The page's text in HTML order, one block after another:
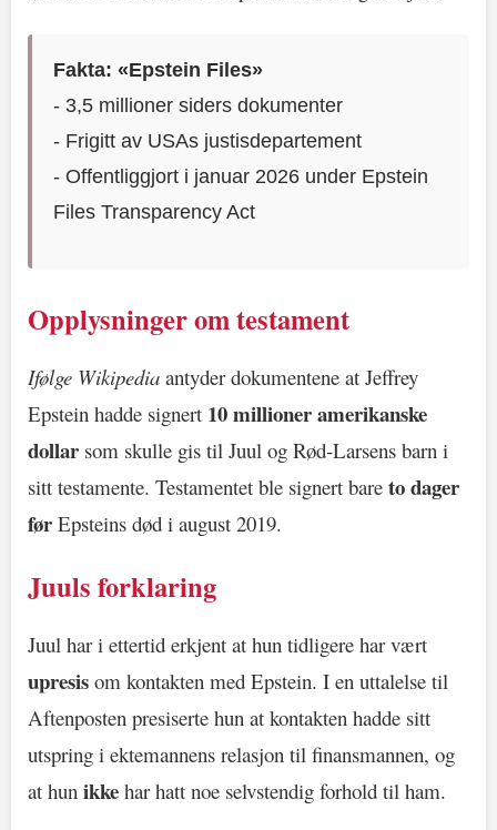
Fakta: «Epstein Files»
- 3,5 millioner siders dokumenter
- Frigitt av USAs justisdepartement
- Offentliggjort i januar 2026 under Epstein
Files Transparency Act
Opplysninger om testament
Ifølge Wikipedia antyder dokumentene at Jeffrey
Epstein hadde signert 10 millioner amerikanske
dollar som skulle gis til Juul og Rød-Larsens barn i
sitt testamente. Testamentet ble signert bare to dager
før Epsteins død i august 2019.
Juuls forklaring
Juul har i ettertid erkjent at hun tidligere har vært
upresis om kontakten med Epstein. I en uttalelse til
Aftenposten presiserte hun at kontakten hadde sitt
utspring i ektemannens relasjon til finansmannen, og
at hun ikke har hatt noe selvstendig forhold til ham.